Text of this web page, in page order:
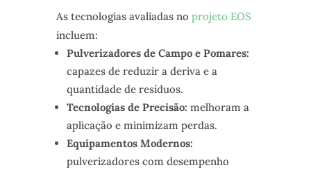
As tecnologias avaliadas no projeto EOS
incluem:
Pulverizadores de Campo e Pomares:
capazes de reduzir a deriva e a
quantidade de resíduos.
Tecnologias de Precisão: melhoram a
aplicação e minimizam perdas.
Equipamentos Modernos:
pulverizadores com desempenho